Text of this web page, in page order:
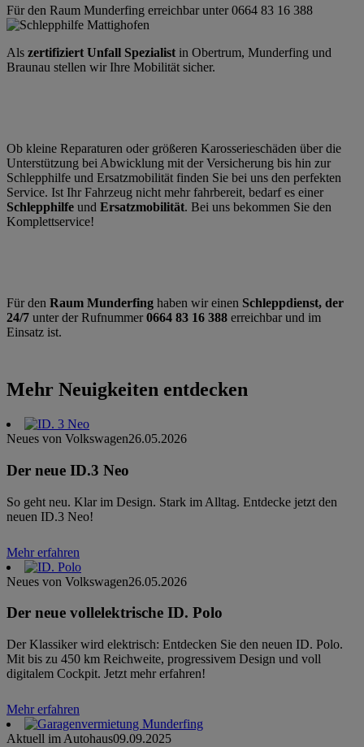
Für den Raum Munderfing erreichbar unter 0664 83 16 388
Als zertifiziert Unfall Spezialist in Obertrum, Munderfing und
Braunau stellen wir Ihre Mobilität sicher.
Ob kleine Reparaturen oder größeren Karosserieschäden über die
Unterstützung bei Abwicklung mit der Versicherung bis hin zur
Schlepphilfe und Ersatzmobilität finden Sie bei uns den perfekten
Service. Ist Ihr Fahrzeug nicht mehr fahrbereit, bedarf es einer
Schlepphilfe und Ersatzmobilität. Bei uns bekommen Sie den
Komplettservice!
Für den Raum Munderfing haben wir einen Schleppdienst, der
24/7 unter der Rufnummer0664 83 16 388 erreichbar und im
Einsatz ist.
Mehr Neuigkeiten entdecken
Neues von Volkswagen26.05.2026
Der neue ID.3 Neo
So geht neu. Klar im Design. Stark im Alltag. Entdecke jetzt den
neuen ID.3 Neo!
Mehr erfahren
Neues von Volkswagen26.05.2026
Der neue vollelektrische ID. Polo
Der Klassiker wird elektrisch: Entdecken Sie den neuen ID. Polo.
Mit bis zu 450 km Reichweite, progressivem Design und voll
digitalem Cockpit. Jetzt mehr erfahren!
Mehr erfahren
Aktuell im Autohaus09.09.2025